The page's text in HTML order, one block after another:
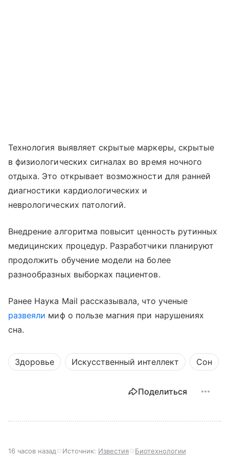
Технология выявляет скрытые маркеры, скрытые
в физиологических сигналах во время ночного
отдыха. Это открывает возможности для ранней
диагностики кардиологических и
неврологических патологий.
Внедрение алгоритма повысит ценность рутинных
медицинских процедур. Разработчики планируют
продолжить обучение модели на более
разнообразных выборках пациентов.
Ранее Наука Mail рассказывала, что ученые
развеяли миф о пользе магния при нарушениях
сна.
Здоровье Искусственный интеллект Сон
Поделиться
16 часов назад Источник: Известия Биотехнологии